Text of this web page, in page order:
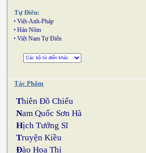
Tự Điển:
• Việt-Anh-Pháp
• Hán Nôm
• Việt Nam Tự Điển
Tác Phẩm
Thiên Đô Chiếu
Nam Quốc Sơn Hà
Hịch Tướng Sĩ
Truyện Kiều
Đào Hoa Thi